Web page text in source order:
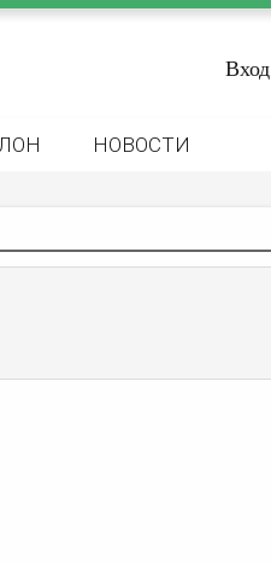
Вход
НОВОСТИ